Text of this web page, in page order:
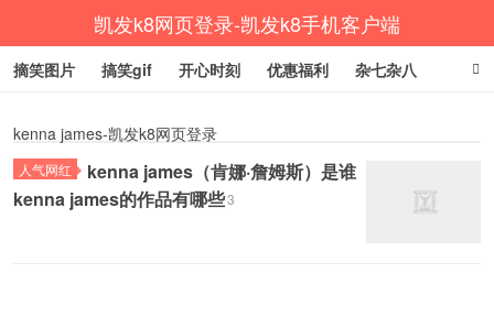
凯发k8网页登录-凯发k8手机客户端
摘笑图片 搞笑gif 开心时刻 优惠福利 杂七杂八
kenna james-凯发k8网页登录
人气网红
kenna james（肯娜·詹姆斯）是谁
kenna james的作品有哪些3